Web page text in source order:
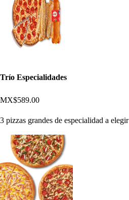
Trío Especialidades
MX$589.00
3 pizzas grandes de especialidad a elegir